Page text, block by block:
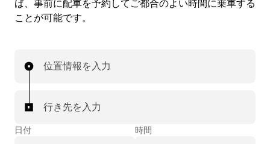
ば、事前に配車を予約してご都合のよい時間に乗車する
ことが可能です。
位置情報を入力
行き先を入力
日付 時間